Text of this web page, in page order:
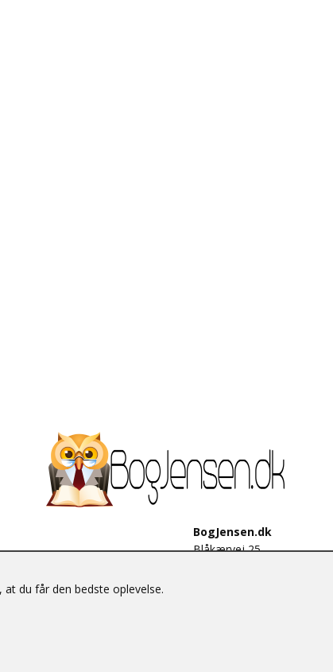
BogJensen.dk
Blåkærvej 25
du får den bedste oplevelse.